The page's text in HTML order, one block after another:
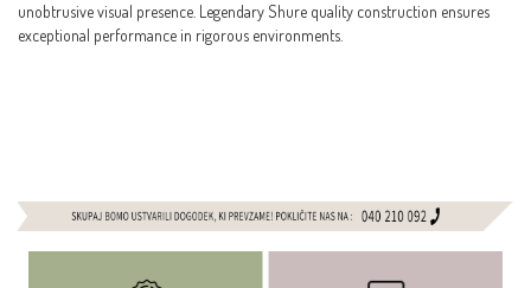
unobtrusive visual presence. Legendary Shure quality construction ensures
exceptional performance in rigorous environments.